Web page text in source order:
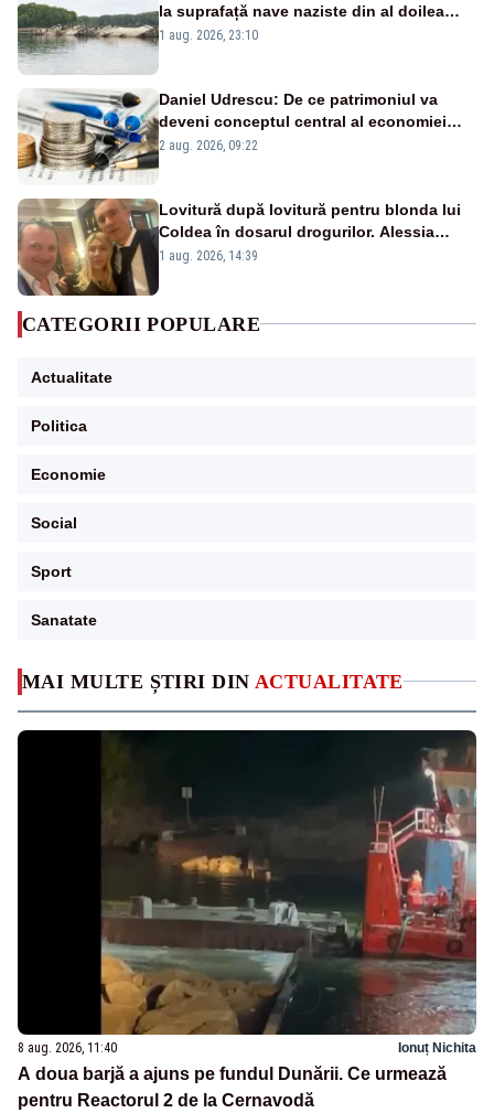
MAI MULTE ȘTIRI DIN ACTUALITATE
8 aug. 2026, 11:40 Ionuț Nichita
A doua barjă a ajuns pe fundul Dunării. Ce urmează
pentru Reactorul 2 de la Cernavodă
la suprafață nave naziste din al doilea
război mondial
1 aug. 2026, 23:10
Daniel Udrescu: De ce patrimoniul va
deveni conceptul central al economiei
viitoare?
2 aug. 2026, 09:22
Lovitură după lovitură pentru blonda lui
Coldea în dosarul drogurilor. Alessia
Păcuraru explică decizia magistraților
1 aug. 2026, 14:39
CATEGORII POPULARE
Actualitate
Politica
Economie
Social
Sport
Sanatate